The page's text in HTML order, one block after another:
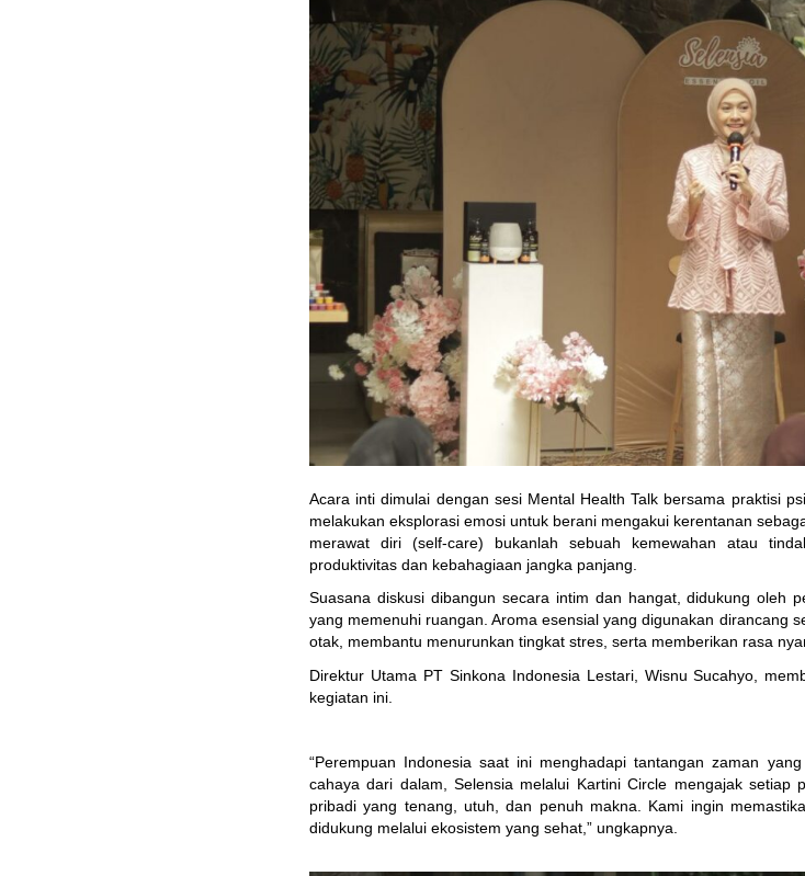
Acara inti dimulai dengan sesi Mental Health Talk bersama praktisi
melakukan eksplorasi emosi untuk berani mengakui kerentanan
merawat diri (self-care) bukanlah sebuah kemewahan atau
produktivitas dan kebahagiaan jangka panjang.
Suasana diskusi dibangun secara intim dan hangat, didukung oleh
yang memenuhi ruangan. Aroma esensial yang digunakan dirancang
otak, membantu menurunkan tingkat stres, serta memberikan rasa
Direktur Utama PT Sinkona Indonesia Lestari, Wisnu Sucahyo,
kegiatan ini.
“Perempuan Indonesia saat ini menghadapi tantangan zaman
cahaya dari dalam, Selensia melalui Kartini Circle mengajak setiap
pribadi yang tenang, utuh, dan penuh makna. Kami ingin
didukung melalui ekosistem yang sehat,” ungkapnya.